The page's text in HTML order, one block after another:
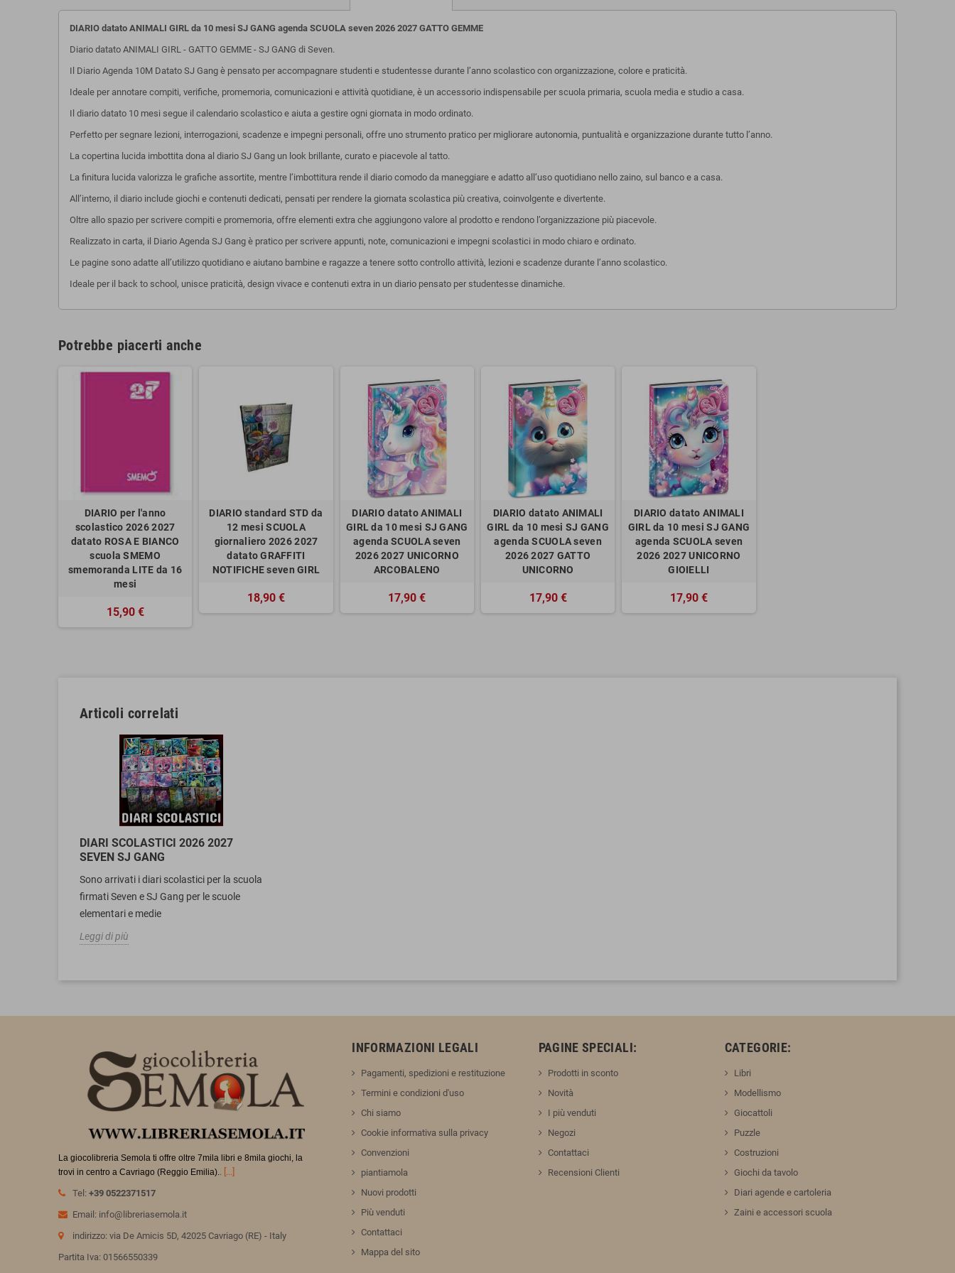
DIARIO datato ANIMALI GIRL da 10 mesi SJ GANG agenda SCUOLA seven 2026 2027 GATTO GEMME
Diario datato ANIMALI GIRL - GATTO GEMME - SJ GANG di Seven.
Il Diario Agenda 10M Datato SJ Gang è pensato per accompagnare studenti e studentesse durante l’anno scolastico con organizzazione, colore e praticità.
Ideale per annotare compiti, verifiche, promemoria, comunicazioni e attività quotidiane, è un accessorio indispensabile per scuola primaria, scuola media e studio a casa.
Il diario datato 10 mesi segue il calendario scolastico e aiuta a gestire ogni giornata in modo ordinato.
Perfetto per segnare lezioni, interrogazioni, scadenze e impegni personali, offre uno strumento pratico per migliorare autonomia, puntualità e organizzazione durante tutto l’anno.
La copertina lucida imbottita dona al diario SJ Gang un look brillante, curato e piacevole al tatto.
La finitura lucida valorizza le grafiche assortite, mentre l’imbottitura rende il diario comodo da maneggiare e adatto all’uso quotidiano nello zaino, sul banco e a casa.
All’interno, il diario include giochi e contenuti dedicati, pensati per rendere la giornata scolastica più creativa, coinvolgente e divertente.
Oltre allo spazio per scrivere compiti e promemoria, offre elementi extra che aggiungono valore al prodotto e rendono l’organizzazione più piacevole.
Realizzato in carta, il Diario Agenda SJ Gang è pratico per scrivere appunti, note, comunicazioni e impegni scolastici in modo chiaro e ordinato.
Le pagine sono adatte all’utilizzo quotidiano e aiutano bambine e ragazze a tenere sotto controllo attività, lezioni e scadenze durante l’anno scolastico.
Ideale per il back to school, unisce praticità, design vivace e contenuti extra in un diario pensato per studentesse dinamiche.
Potrebbe piacerti anche
DIARIO per l'anno
scolastico 2026 2027
datato ROSA E BIANCO
scuola SMEMO
smemoranda LITE da 16
mesi
15,90 €
DIARIO standard STD da
12 mesi SCUOLA
giornaliero 2026 2027
datato GRAFFITI
NOTIFICHE seven GIRL
18,90 €
DIARIO datato ANIMALI
GIRL da 10 mesi SJ GANG
agenda SCUOLA seven
2026 2027 UNICORNO
ARCOBALENO
17,90 €
DIARIO datato ANIMALI
GIRL da 10 mesi SJ GANG
agenda SCUOLA seven
2026 2027 GATTO
UNICORNO
17,90 €
DIARIO datato ANIMALI
GIRL da 10 mesi SJ GANG
agenda SCUOLA seven
2026 2027 UNICORNO
GIOIELLI
17,90 €
Articoli correlati
DIARI SCOLASTICI 2026 2027
SEVEN SJ GANG
Sono arrivati i diari scolastici per la scuola
firmati Seven e SJ Gang per le scuole
elementari e medie
Leggi di più
La giocolibreria Semola ti offre oltre 7mila libri e 8mila giochi, la
trovi in centro a Cavriago (Reggio Emilia). . [...]
Tel: +39 0522371517
Email: info@libreriasemola.it
indirizzo: via De Amicis 5D, 42025 Cavriago (RE) - Italy
Partita Iva: 01566550339
INFORMAZIONI LEGALI
Pagamenti, spedizioni e restituzione
Termini e condizioni d'uso
Chi siamo
Cookie informativa sulla privacy
Convenzioni
piantiamola
Nuovi prodotti
Più venduti
Contattaci
Mappa del sito
PAGINE SPECIALI:
Prodotti in sconto
Novità
I più venduti
Negozi
Contattaci
Recensioni Clienti
CATEGORIE:
Libri
Modellismo
Giocattoli
Puzzle
Costruzioni
Giochi da tavolo
Diari agende e cartoleria
Zaini e accessori scuola